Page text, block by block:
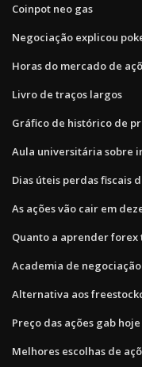
Coinpot neo gas
Negociação explicou
Horas do mercado de
Livro de traços largos
Gráfico de histórico de
Aula universitária sobre
Dias úteis perdas fiscais
As ações vão cair em
Quanto a aprender
Academia de
Alternativa aos
Preço das ações gab hoje
Melhores escolhas de